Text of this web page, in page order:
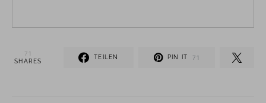
71
SHARES
TEILEN PIN IT 71